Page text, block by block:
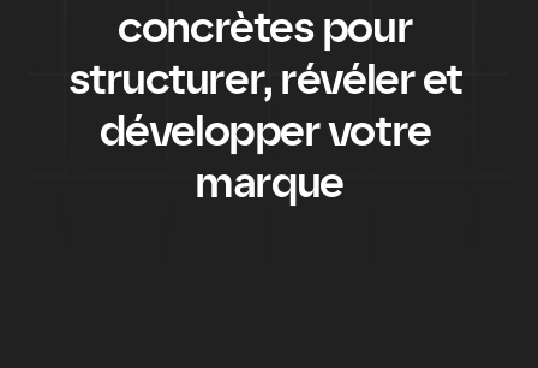
concrètes pour
structurer, révéler et
développer votre
marque